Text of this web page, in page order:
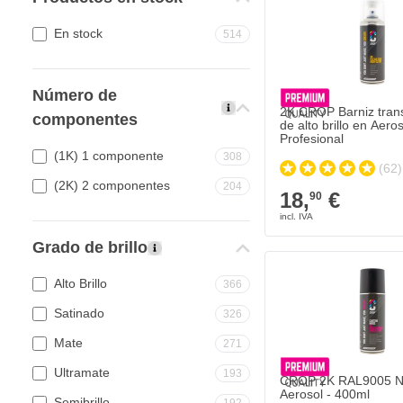
En stock 514
Número de
componentes
(1K) 1 componente 308
(2K) 2 componentes 204
Grado de brillo
Alto Brillo 366
Satinado 326
Mate 271
Ultramate 193
2K CROP Barniz
de alto brillo en
Profesional
(62)
18,90€
Se envía hoy
Grado de brillo
CROP 2K RAL9005
Aerosol - 400ml